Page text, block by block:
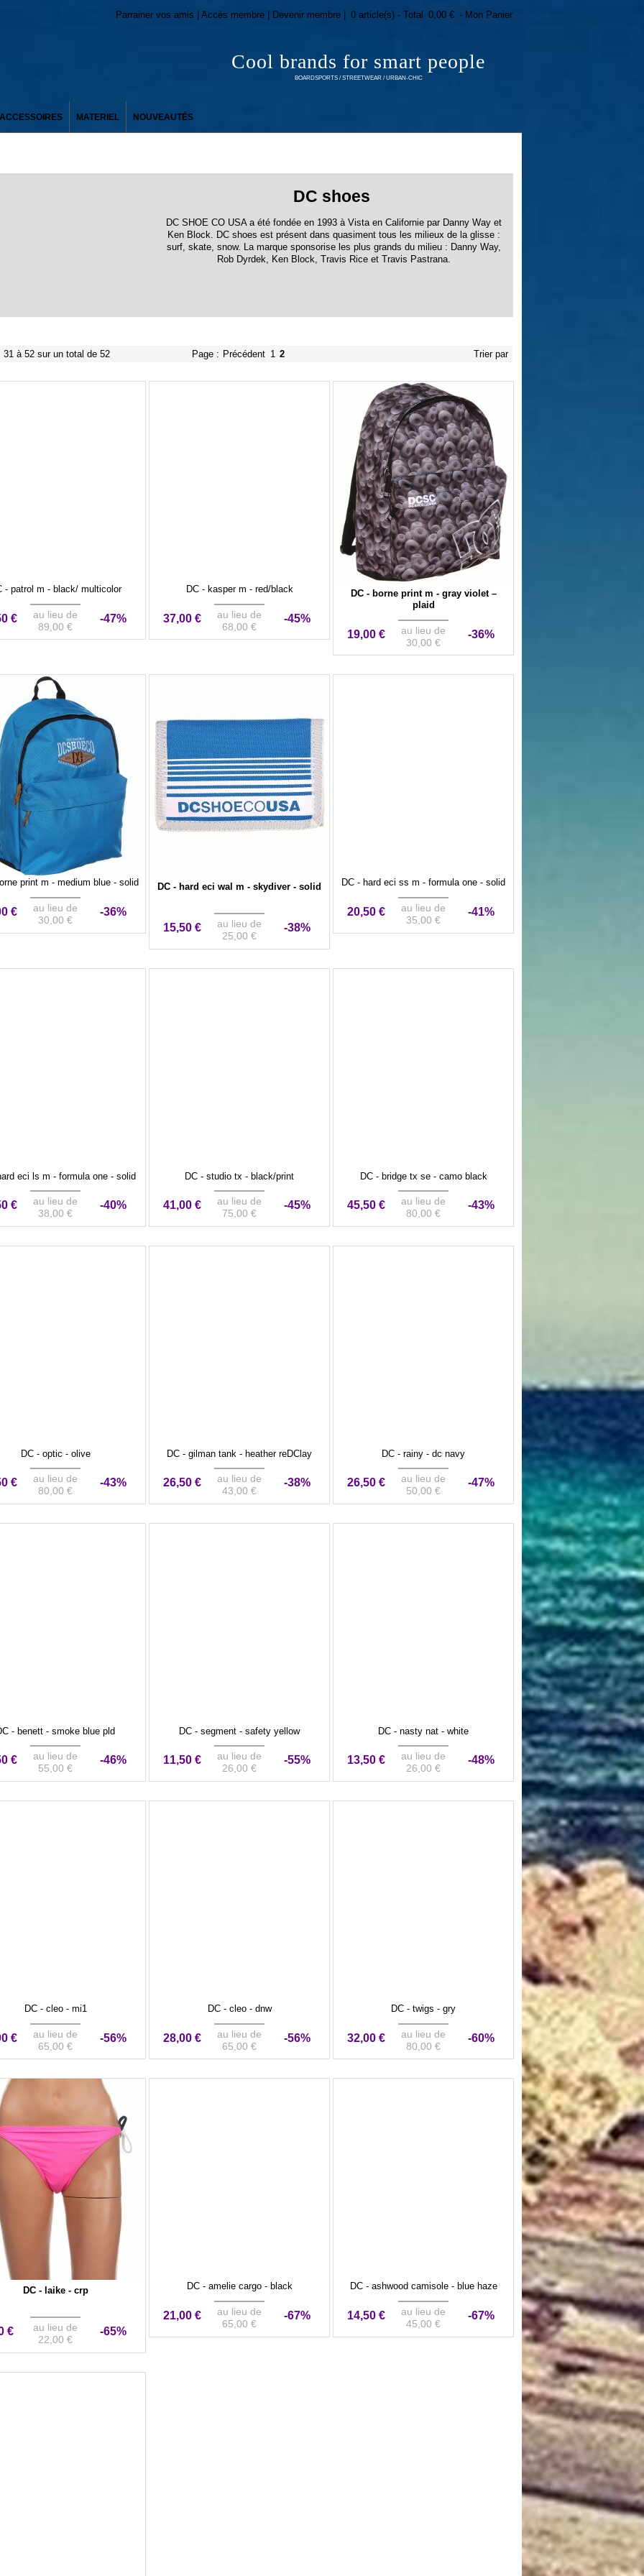
Cool brands for smart people
BOARDSPORTS / STREETWEAR / URBAN-CHIC
Parrainer vos amis | Accès membre | Devenir membre | 0 article(s) - Total 0,00 € - Mon Panier
MATERIEL NOUVEAUTÉS
DC shoes
DC SHOE CO USA a été fondée en 1993 à Vista en Californie par Danny Way et
Ken Block. DC shoes est présent dans quasiment tous les milieux de la glisse :
surf, skate, snow. La marque sponsorise les plus grands du milieu : Danny Way,
Rob Dyrdek, Ken Block, Travis Rice et Travis Pastrana.
31 à 52 sur un total de 52 Page : Précédent 1 2 Trier par
- patrol m - black/ multicolor
€
au lieu de
89,00 €
-47%
DC - kasper m - red/black
37,00 €
au lieu de
68,00 €
-45%
DC - borne print m - gray violet –
plaid
19,00 €
au lieu de
30,00 €
-36%
print m - medium blue - solid
€
au lieu de
30,00 €
-36%
DC - hard eci wal m - skydiver - solid
15,50 €
au lieu de
25,00 €
-38%
DC - hard eci ss m - formula one - solid
20,50 €
au lieu de
35,00 €
-41%
eci ls m - formula one - solid
€
au lieu de
38,00 €
-40%
DC - studio tx - black/print
41,00 €
au lieu de
75,00 €
-45%
DC - bridge tx se - camo black
45,50 €
au lieu de
80,00 €
-43%
DC - optic - olive
€
au lieu de
80,00 €
-43%
DC - gilman tank - heather reDClay
26,50 €
au lieu de
43,00 €
-38%
DC - rainy - dc navy
26,50 €
au lieu de
50,00 €
-47%
- benett - smoke blue pld
€
au lieu de
55,00 €
-46%
DC - segment - safety yellow
11,50 €
au lieu de
26,00 €
-55%
DC - nasty nat - white
13,50 €
au lieu de
26,00 €
-48%
DC - cleo - mi1
€
au lieu de
65,00 €
-56%
DC - cleo - dnw
28,00 €
au lieu de
65,00 €
-56%
DC - twigs - gry
32,00 €
au lieu de
80,00 €
-60%
DC - laike - crp
€
au lieu de
22,00 €
-65%
DC - amelie cargo - black
21,00 €
au lieu de
65,00 €
-67%
DC - ashwood camisole - blue haze
14,50 €
au lieu de
45,00 €
-67%